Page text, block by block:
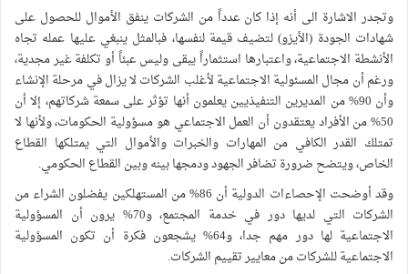
وتجدر الاشارة الى أنه إذا كان عدداً من الشركات ينفق الأموال للحصول على
شهادات الجودة (الأيزو) لتضيف قيمة لنفسها، فبالمثل ينبغي عليها عمله تجاه
الأنشطة الاجتماعية، واعتبارها استثماراً يبقى وليس عبئاً أو تكلفة غير مجدية،
ورغم أن مجال المسئولية الاجتماعية لأغلب الشركات لا يزال في مرحلة الإنشاء
وأن 90% من المديرين التنفيذيين يعلمون أنها تؤثر على سمعة شركاتهم، إلا أن
50% من الأفراد يعتقدون أن العمل الاجتماعي هو مسؤولية الحكومات، ولأنها لا
تمتلك القدر الكافي من المهارات والخبرات والأموال التي يمتلكها القطاع
الخاص، ويتضح ضرورة تضافر الجهود ودمجها بينه وبين القطاع الحكومي.
وقد أوضحت الإحصاءات الدولية أن 86% من المستهلكين يفضلون الشراء من
الشركات التي لديها دور في خدمة المجتمع، و70% يرون أن المسؤولية
الاجتماعية لها دور مهم جدا، و64% يشجعون فكرة أن تكون المسؤولية
الاجتماعية للشركات من معايير تقييم الشركات.